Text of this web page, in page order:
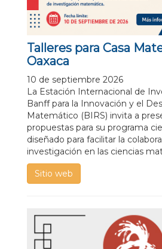
Talleres para Casa
Oaxaca
10 de septiembre 2026
La Estación Internacional de
Banff para la Innovación y el
Matemático (BIRS) invita a
propuestas para su programa
diseñado para facilitar la
investigación en las ciencias
Sitio web